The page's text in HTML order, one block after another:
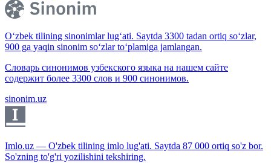
O‘zbek tilining sinonimlar lug‘ati. Saytda 3300 tadan ortiq so‘zlar,
900 ga yaqin sinonim so‘zlar to‘plamiga jamlangan.
Словарь синонимов узбекского языка на нашем сайте
содержит более 3300 слов и 900 синонимов.
sinonim.uz
Imlo.uz — O'zbek tilining imlo lug'ati. Saytda 87 000 ortiq so'z bor.
So'zning to'g'ri yozilishini tekshiring.